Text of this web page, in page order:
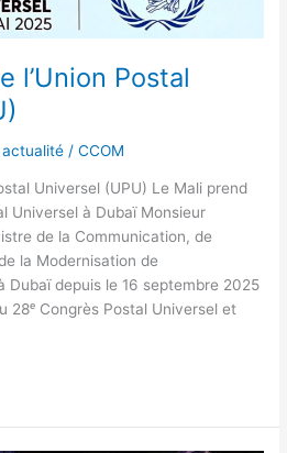
l’Union Postal
actualité /CCOM
Universel (UPU) Le Mali prend
Universel à Dubaï Monsieur
de la Communication, de
la Modernisation de
Dubaï depuis le 16 septembre 2025
28ᵉ Congrès Postal Universel et